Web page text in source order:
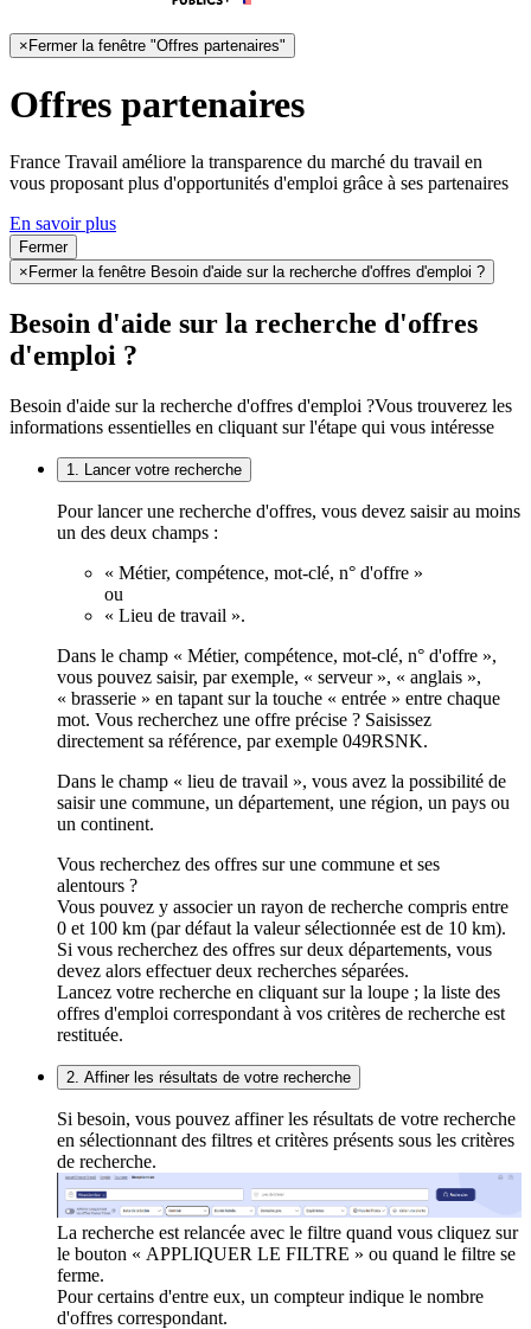
×Fermer la fenêtre "Offres partenaires"
Offres partenaires
France Travail améliore la transparence du marché du travail en
vous proposant plus d'opportunités d'emploi grâce à ses partenaires
En savoir plus
Fermer
× Fermer la fenêtre Besoin d'aide sur la recherche d'offres d'emploi ?
Besoin d'aide sur la recherche d'offres
d'emploi ?
Besoin d'aide sur la recherche d'offres d'emploi ?Vous trouverez les
informations essentielles en cliquant sur l'étape qui vous intéresse
1. Lancer votre recherche
Pour lancer une recherche d'offres, vous devez saisir au moins
un des deux champs :
« Métier, compétence, mot-clé, n° d'offre »
ou
« Lieu de travail ».
Dans le champ « Métier, compétence, mot-clé, n° d'offre »,
vous pouvez saisir, par exemple, « serveur », « anglais »,
« brasserie » en tapant sur la touche « entrée » entre chaque
mot. Vous recherchez une offre précise ? Saisissez
directement sa référence, par exemple 049RSNK.
Dans le champ « lieu de travail », vous avez la possibilité de
saisir une commune, un département, une région, un pays ou
un continent.
Vous recherchez des offres sur une commune et ses
alentours ?
Vous pouvez y associer un rayon de recherche compris entre
0 et 100 km (par défaut la valeur sélectionnée est de 10 km).
Si vous recherchez des offres sur deux départements, vous
devez alors effectuer deux recherches séparées.
Lancez votre recherche en cliquant sur la loupe ; la liste des
offres d'emploi correspondant à vos critères de recherche est
restituée.
2. Affiner les résultats de votre recherche
Si besoin, vous pouvez affiner les résultats de votre recherche
en sélectionnant des filtres et critères présents sous les critères
de recherche.
La recherche est relancée avec le filtre quand vous cliquez sur
le bouton « APPLIQUER LE FILTRE » ou quand le filtre se
ferme.
Pour certains d'entre eux, un compteur indique le nombre
d'offres correspondant.